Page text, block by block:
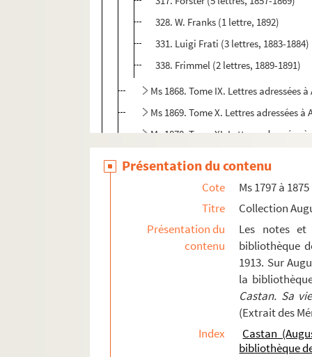
328. W. Franks (1 lettre, 1892)
331. Luigi Frati (3 lettres, 1883-1884)
338. Frimmel (2 lettres, 1889-1891)
Ms 1868. Tome IX. Lettres adressées
Ms 1869. Tome X. Lettres adressées
Ms 1870. Tome XI. Lettres adressées
Ms 1873. Correspondance d'Auguste
Ms 1874. Lettres de Léopold Delisle à
Ms 1875. Notices diverses, par Francis
Présentation du contenu
Cote
Ms 1797 à 1875
Titre
Collection
Présentation du
contenu
Les notes
bibliothèque
1913. Sur
la
Castan. Sa
(Extrait des
Index
Castan
bibliothèque